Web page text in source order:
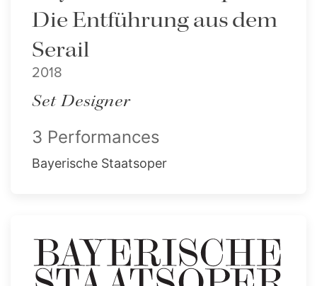
Die Entführung aus dem
Serail
2018
Set Designer
3 Performances
Bayerische Staatsoper